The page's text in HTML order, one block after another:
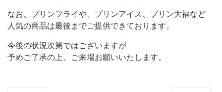
なお、プリンフライや、プリンアイス、プリン大福など
人気の商品は最後までご提供できております。
今後の状況次第ではございますが
予めご了承の上、ご来場お願いいたします。